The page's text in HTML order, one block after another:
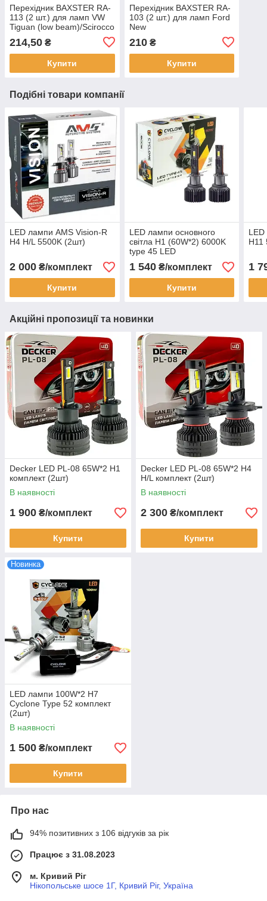
Перехідник BAXSTER RA-
113 (2 шт.) для ламп VW
Tiguan (low beam)/Scirocco
214,50 ₴
Купити
Перехідник BAXSTER RA-
103 (2 шт.) для ламп Ford
New
Mondeo/Peugeot/Citroen
210₴
Купити
Подібні товари компанії
LED лампи AMS Vision-R
H4 H/L 5500K (2шт)
2 000 ₴/комплект
Купити
LED лампи основного
світла H1 (60W*2) 6000K
type 45 LED
1 540₴/комплект
Купити
H11
1
Акційні пропозиції та новинки
Decker LED PL-08 65W*2 H1
комплект (2шт)
В наявності
1 900 ₴/комплект
Купити
Decker LED PL-08 65W*2 H4
H/L комплект (2шт)
В наявності
2 300 ₴/комплект
Купити
Новинка
LED лампи 100W*2 H7
Cyclone Type 52 комплект
(2шт)
В наявності
1 500 ₴/комплект
Купити
Про нас
94% позитивних з 106 відгуків за рік
Працює з 31.08.2023
м. Кривий Ріг
Нікопольське шосе 1Г, Кривий Ріг, Україна